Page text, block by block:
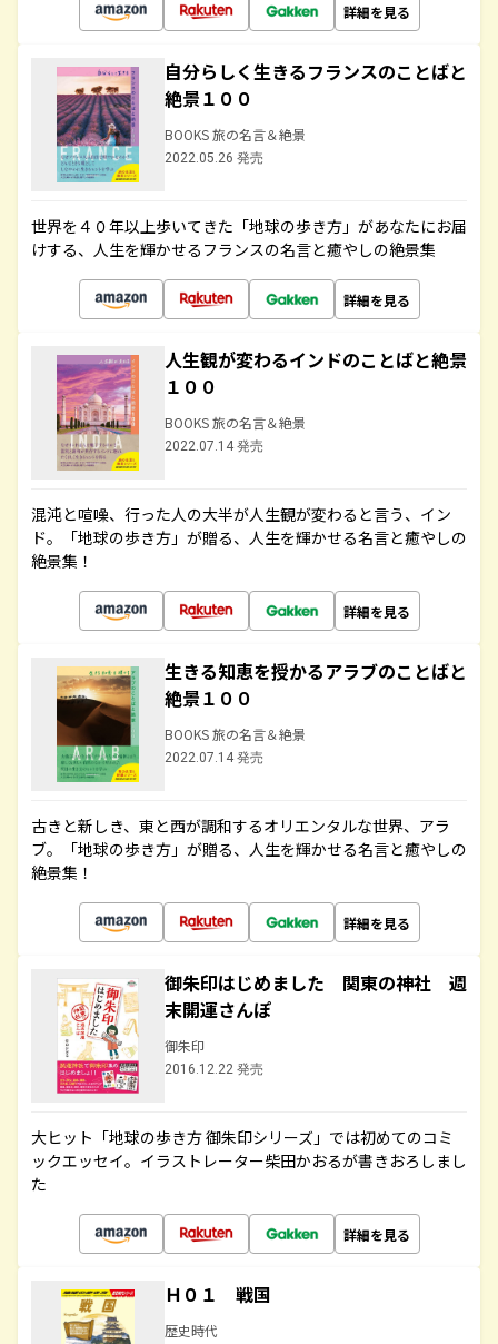
詳細を見る
自分らしく生きるフランスのことばと
絶景１００
BOOKS 旅の名言＆絶景
2022.05.26 発売
世界を４０年以上歩いてきた「地球の歩き方」があなたにお届
けする、人生を輝かせるフランスの名言と癒やしの絶景集
詳細を見る
人生観が変わるインドのことばと絶景
１００
BOOKS 旅の名言＆絶景
2022.07.14 発売
混沌と喧噪、行った人の大半が人生観が変わると言う、イン
ド。「地球の歩き方」が贈る、人生を輝かせる名言と癒やしの
絶景集！
詳細を見る
生きる知恵を授かるアラブのことばと
絶景１００
BOOKS 旅の名言＆絶景
2022.07.14 発売
古きと新しき、東と西が調和するオリエンタルな世界、アラ
ブ。「地球の歩き方」が贈る、人生を輝かせる名言と癒やしの
絶景集！
詳細を見る
御朱印はじめました 関東の神社 週
末開運さんぽ
御朱印
2016.12.22 発売
大ヒット「地球の歩き方 御朱印シリーズ」では初めてのコミ
ックエッセイ。イラストレーター柴田かおるが書きおろしまし
た
詳細を見る
Ｈ０１ 戦国
歴史時代